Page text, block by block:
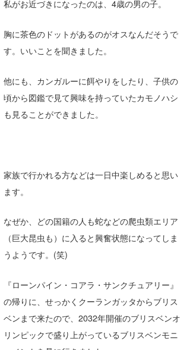
私がお近づきになったのは、4歳の男の子。
胸に茶色のドットがあるのがオスなんだそうで
す。いいことを聞きました。
他にも、カンガルーに餌やりをしたり、子供の
頃から図鑑で見て興味を持っていたカモノハシ
も見ることができました。
家族で行かれる方などは一日中楽しめると思い
ます。
なぜか、どの国籍の人も蛇などの爬虫類エリア
（巨大昆虫も）に入ると興奮状態になってしま
うようです。(笑)
『ローンパイン・コアラ・サンクチュアリー』
の帰りに、せっかくクーランガッタからブリス
ベンまで来たので、2032年開催のブリスベンオ
リンピックで盛り上がっているブリスベンモニ